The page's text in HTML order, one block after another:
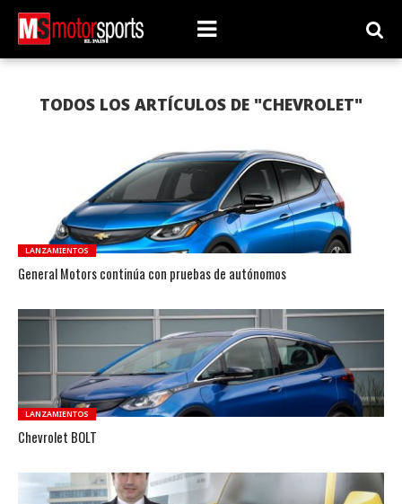
TODOS LOS ARTÍCULOS DE "CHEVROLET"
LANZAMIENTOS
General Motors continúa con pruebas de autónomos
LANZAMIENTOS
Chevrolet BOLT